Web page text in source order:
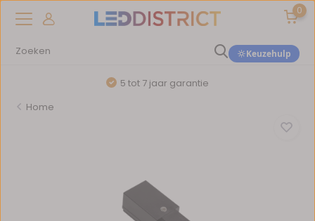
0
Keuzehulp
5 tot 7 jaar garantie
Home